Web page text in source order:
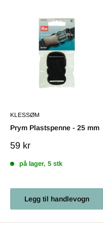
KLESSØM
Prym Plastspenne - 25 mm
Salgs
59 kr
på lager, 5 stk
Legg til handlevogn